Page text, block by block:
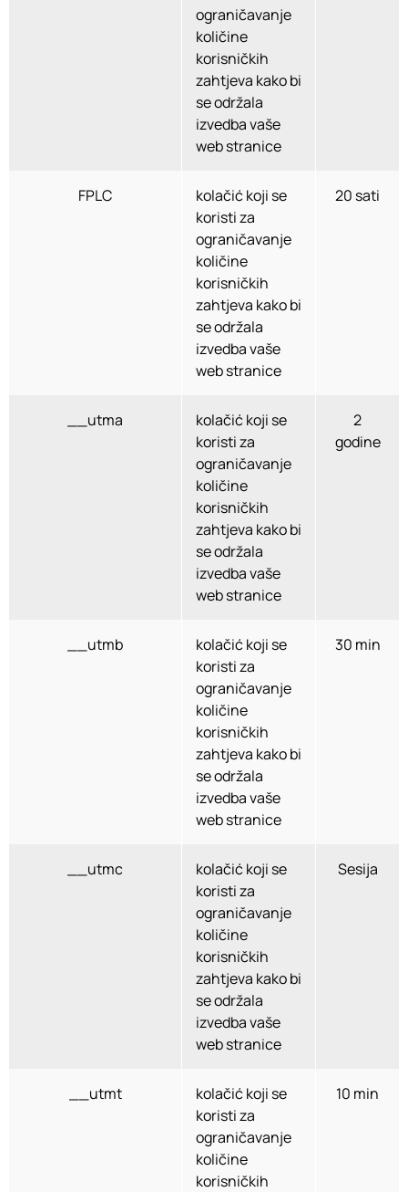
ograničavanje
količine
korisničkih
zahtjeva kako bi
se održala
izvedba vaše
web stranice
FPLC
kolačić koji se
koristi za
ograničavanje
količine
korisničkih
zahtjeva kako bi
se održala
izvedba vaše
web stranice
20 sati
__utma
kolačić koji se
koristi za
ograničavanje
količine
korisničkih
zahtjeva kako bi
se održala
izvedba vaše
web stranice
2
godine
__utmb
kolačić koji se
koristi za
ograničavanje
količine
korisničkih
zahtjeva kako bi
se održala
izvedba vaše
web stranice
30 min
__utmc
kolačić koji se
koristi za
ograničavanje
količine
korisničkih
zahtjeva kako bi
se održala
izvedba vaše
web stranice
Sesija
__utmt
kolačić koji se
koristi za
ograničavanje
količine
korisničkih
10 min